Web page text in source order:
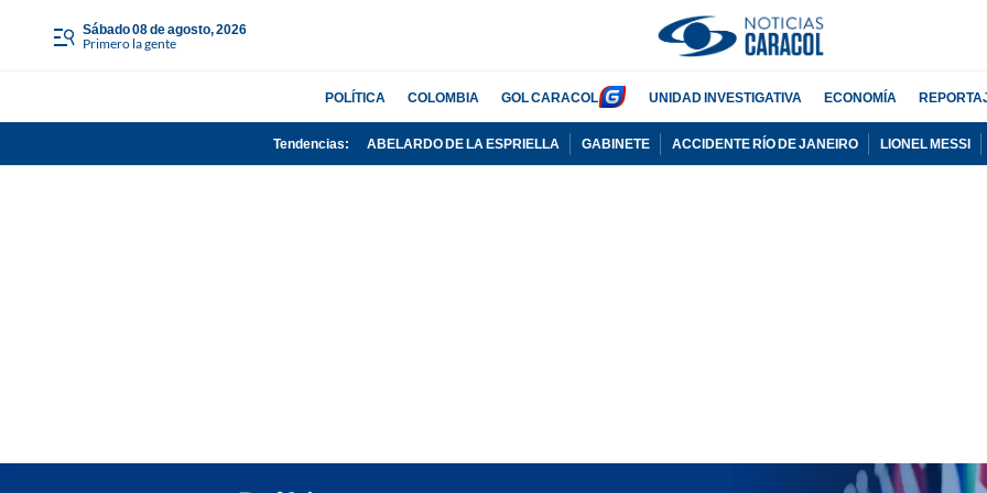
sábado 08 de agosto, 2026
Primero la gente
POLÍTICA COLOMBIA GOL CARACOL UNIDAD INVESTIGATIVA ECONOMÍA
Tendencias: ABELARDO DE LA ESPRIELLA GABINETE ACCIDENTE RÍO DE JANEIRO LIONEL MESSI